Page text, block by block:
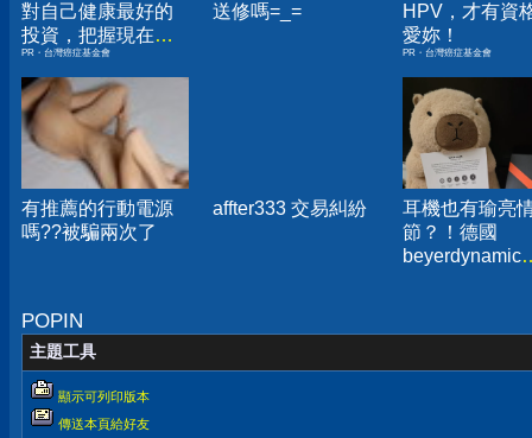
對自己健康最好的
投資，把握現在不
嫌晚！
PR・台灣癌症基金會
送修嗎=_=
HPV，才有資
愛妳！
PR・台灣癌症基金會
有推薦的行動電源
嗎??被騙兩次了
affter333 交易糾紛
耳機也有瑜亮
節？！德國
beyerdynamic
POPIN
主題工具
顯示可列印版本
傳送本頁給好友